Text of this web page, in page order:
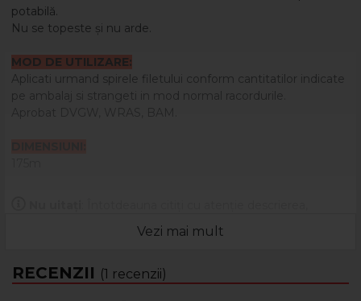
potabilă.
Nu se topeste și nu arde.
MOD DE UTILIZARE:
Aplicati urmand spirele filetului conform cantitatilor indicate
pe ambalaj si strangeti in mod normal racordurile.
Vezi mai mult
eticheta și ambalajul produsului înainte de a-l utiliza!
RECENZII (1 recenzii)